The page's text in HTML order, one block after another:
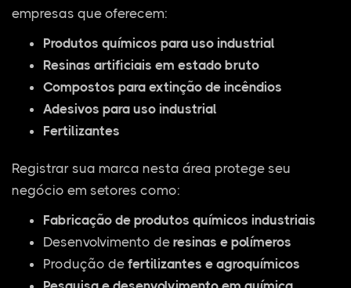
empresas que oferecem:
Produtos químicos para uso industrial
Resinas artificiais em estado bruto
Compostos para extinção de incêndios
Adesivos para uso industrial
Fertilizantes
Registrar sua marca nesta área protege seu
negócio em setores como:
Fabricação de produtos químicos industriais
Desenvolvimento de resinas e polímeros
Produção de fertilizantes e agroquímicos